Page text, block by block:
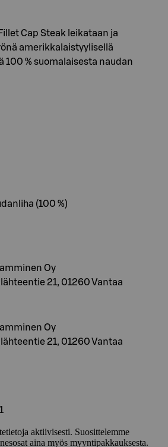
Cap Steak leikataan ja
amerikkalaistyylisellä
100 % suomalaisesta naudan
(100 %)
Oy
21, 01260 Vantaa
Oy
21, 01260 Vantaa
aktiivisesti. Suosittelemme
aina myös myyntipakkauksesta.